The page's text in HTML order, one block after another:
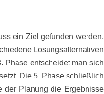
ein Ziel gefunden werden,
Lösungsalternativen
Phase entscheidet man sich
Die 5. Phase schließlich
der Planung die Ergebnisse